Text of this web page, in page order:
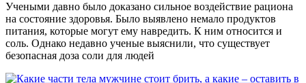
Учеными давно было доказано сильное воздействие рациона
на состояние здоровья. Было выявлено немало продуктов
питания, которые могут ему навредить. К ним относится и
соль. Однако недавно ученые выяснили, что существует
безопасная доза соли для людей